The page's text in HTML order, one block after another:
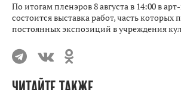
По итогам пленэров 8 августа в 14:00 в
состоится выставка работ, часть которых
постоянных экспозиций в учреждения